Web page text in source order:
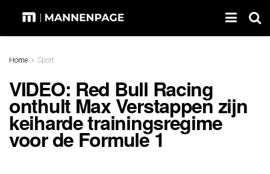
Home Sport
VIDEO: Red Bull Racing
onthult Max Verstappen zijn
keiharde trainingsregime
voor de Formule 1